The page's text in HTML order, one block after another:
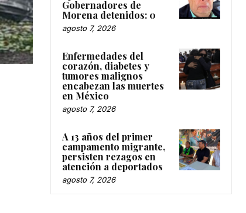
Gobernadores de
Morena detenidos: 0
agosto 7, 2026
Enfermedades del
corazón, diabetes y
tumores malignos
encabezan las muertes
en México
agosto 7, 2026
A 13 años del primer
campamento migrante,
persisten rezagos en
atención a deportados
agosto 7, 2026